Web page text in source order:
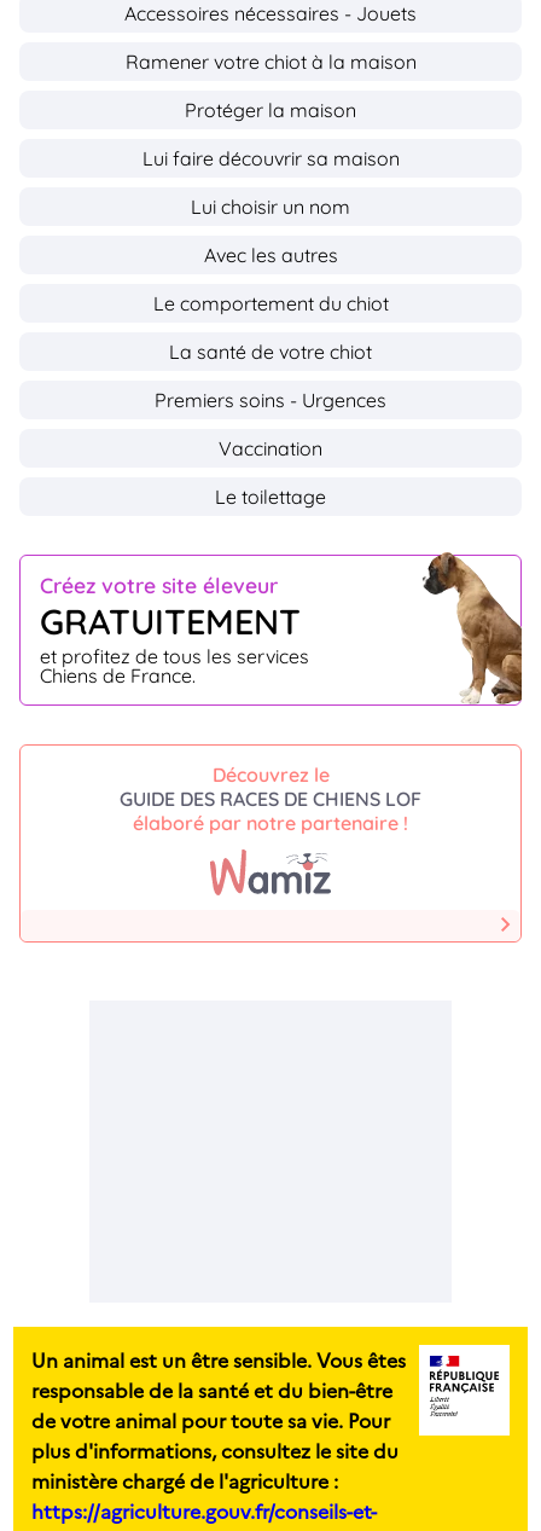
Créez votre site éleveur
GRATUITEMENT
et profitez de tous les services
Chiens de France.
Découvrez le
GUIDE DES RACES DE CHIENS LOF
élaboré par notre partenaire !
Accessoires nécessaires - Jouets
Ramener votre chiot à la maison
Protéger la maison
Lui faire découvrir sa maison
Lui choisir un nom
Avec les autres
Le comportement du chiot
La santé de votre chiot
Premiers soins - Urgences
Vaccination
Le toilettage
Un animal est un être sensible. Vous êtes
responsable de la santé et du bien-être
de votre animal pour toute sa vie. Pour
plus d'informations, consultez le site du
ministère chargé de l'agriculture :
https://agriculture.gouv.fr/conseils-et-